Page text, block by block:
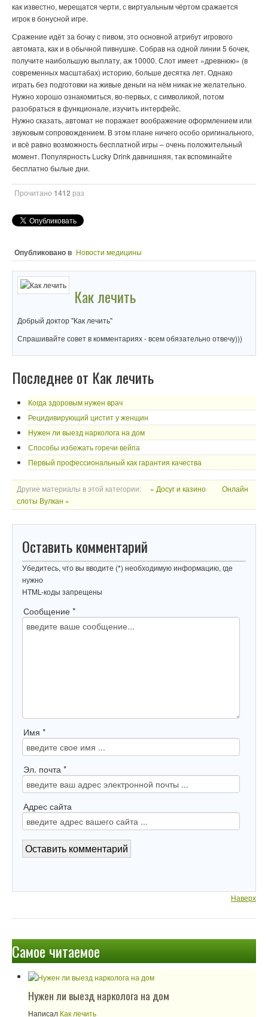
как известно, мерещатся черти, с виртуальным чёртом сражается
игрок в бонусной игре.
Сражение идёт за бочку с пивом, это основной атрибут игрового
автомата, как и в обычной пивнушке. Собрав на одной линии 5 бочек,
получите наибольшую выплату, аж 10000. Слот имеет «древнюю» (в
современных масштабах) историю, больше десятка лет. Однако
играть без подготовки на живые деньги на нём никак не желательно.
Нужно хорошо ознакомиться, во-первых, с символикой, потом
разобраться в функционале, изучить интерфейс.
Нужно сказать, автомат не поражает воображение оформлением или
звуковым сопровождением. В этом плане ничего особо оригинального,
и всё равно возможность бесплатной игры – очень положительный
момент. Популярность Lucky Drink давнишняя, так вспоминайте
бесплатно былые дни.
Прочитано 1412 раз
Опубликовано в Новости медицины
Как лечить
Добрый доктор "Как лечить"
Спрашивайте совет в комментариях - всем обязательно отвечу)))
Последнее от Как лечить
Когда здоровым нужен врач
Рецидивирующий цистит у женщин
Нужен ли выезд нарколога на дом
Способы избежать горечи вейпа
Первый профессиональный как гарантия качества
Другие материалы в этой категории: « Досуг и казино
Онлайн
слоты Вулкан »
Оставить комментарий
Убедитесь, что вы вводите (*) необходимую информацию, где
нужно
HTML-коды запрещены
Сообщение *
Имя *
Эл. почта *
Адрес сайта
Наверх
Самое читаемое
Нужен ли выезд нарколога на дом
Написал Как лечить